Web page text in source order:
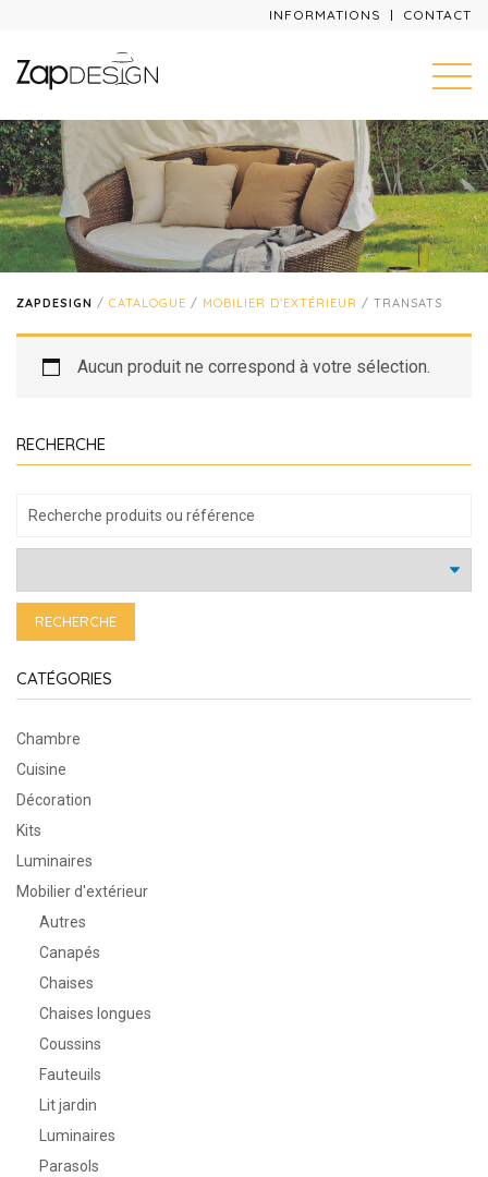
INFORMATIONS CONTACT
ZAPDESIGN / CATALOGUE / MOBILIER D'EXTÉRIEUR / TRANSATS
RECHERCHE
RECHERCHE
CATÉGORIES
Chambre
Cuisine
Décoration
Kits
Luminaires
Mobilier d'extérieur
Autres
Canapés
Chaises
Chaises longues
Coussins
Fauteuils
Lit jardin
Luminaires
Parasols
Aucun produit ne correspond à votre sélection.